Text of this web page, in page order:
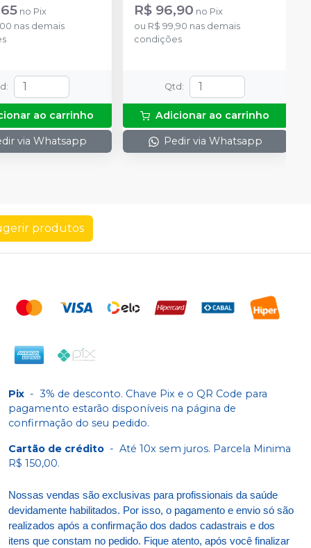
no Pix
nas demais
:
ao carrinho
via Whatsapp
R$ 96,90 no Pix
ou R$ 99,90 nas demais
condições
Qtd :
Adicionar ao carrinho
Pedir via Whatsapp
produtos
Pix - 3% de desconto. Chave Pix e o QR Code para
pagamento estarão disponíveis na página de
confirmação do seu pedido.
Cartão de crédito - Até 10x sem juros. Parcela Minima
R$ 150,00.
Nossas vendas são exclusivas para profissionais da saúde
devidamente habilitados. Por isso, o pagamento e envio só são
realizados após a confirmação dos dados cadastrais e dos
itens que constam no pedido. Fique atento, após você finalizar